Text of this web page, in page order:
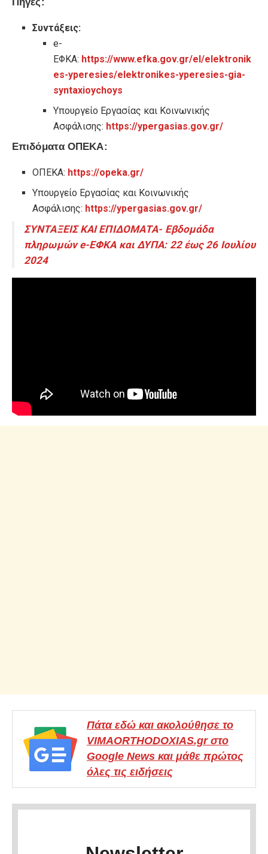
Πηγές:
Συντάξεις:
e-
ΕΦΚΑ: https://www.efka.gov.gr/el/elektronik
es-yperesies/elektronikes-yperesies-gia-
syntaxioychoys
Υπουργείο Εργασίας και Κοινωνικής
Ασφάλισης: https://ypergasias.gov.gr/
Επιδόματα ΟΠΕΚΑ:
ΟΠΕΚΑ: https://opeka.gr/
Υπουργείο Εργασίας και Κοινωνικής
Ασφάλισης: https://ypergasias.gov.gr/
ΣΥΝΤΑΞΕΙΣ ΚΑΙ ΕΠΙΔΟΜΑΤΑ- Εβδομάδα
πληρωμών e-ΕΦΚΑ και ΔΥΠΑ: 22 έως 26 Ιουλίου
2024
Πάτα εδώ και ακολούθησε το
VIMAORTHODOXIAS.gr στο
Google News και μάθε πρώτος
όλες τις ειδήσεις